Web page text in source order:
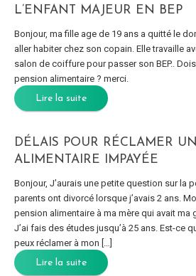
L’ENFANT MAJEUR EN BEP
Bonjour, ma fille age de 19 ans a quitté le
aller habiter chez son copain. Elle travaille
salon de coiffure pour passer son BEP..
pension alimentaire ? merci.
Lire la suite
DÉLAIS POUR RÉCLAMER
ALIMENTAIRE IMPAYÉE
Bonjour, J’aurais une petite question sur la
parents ont divorcé lorsque j’avais 2 ans.
pension alimentaire à ma mère qui avait ma
J’ai fais des études jusqu’à 25 ans. Est-ce
peux réclamer à mon […]
Lire la suite